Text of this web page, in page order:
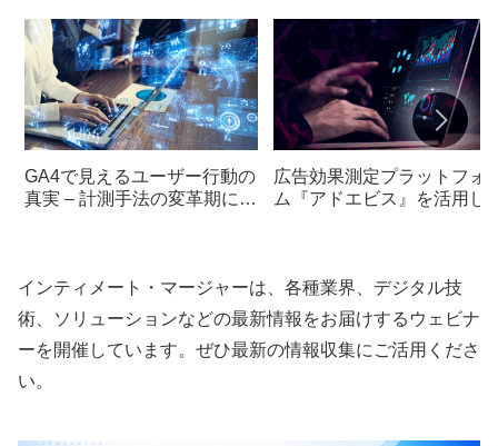
GA4で見えるユーザー行動の
真実 – 計測手法の変革期に備
広告効果測定プラットフォ
ム『アドエビス』を活用し
インティメート・マージャーは、各種業界、デジタル技
術、ソリューションなどの最新情報をお届けするウェビナ
ーを開催しています。ぜひ最新の情報収集にご活用くださ
い。